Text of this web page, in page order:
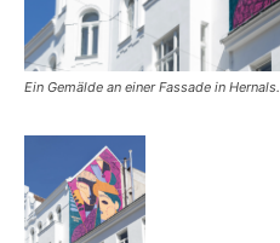
Ein Gemälde an einer Fassade in Hernals.